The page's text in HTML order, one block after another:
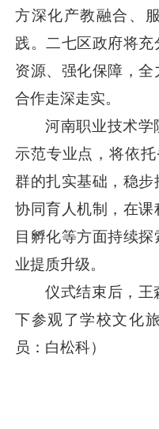
方深化产教融合、
践。二七区政府将
资源、强化保障，
合作走深走实。
河南职业技术学
示范专业点，将依
群的扎实基础，稳
协同育人机制，在
目孵化等方面持续
业提质升级。
仪式结束后，王
下参观了学校文化
员：白松科）